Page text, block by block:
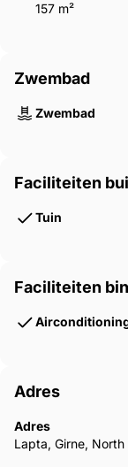
157 m²
Zwembad
Zwembad
Faciliteiten
Tuin
Faciliteiten
Adres
Adres
Lapta, Girne,